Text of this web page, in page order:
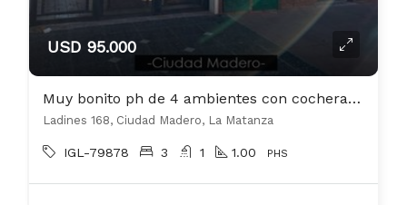
USD 95.000
Muy bonito ph de 4 ambientes con cochera cubierta
Ladines 168, Ciudad Madero, La Matanza
IGL-79878 3 1 1.00 PHS